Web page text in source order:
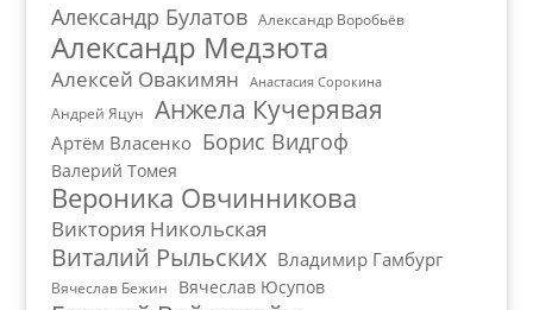
Александр Булатов Александр Воробьёв
Александр Медзюта
Алексей Овакимян Анастасия Сорокина
Андрей Яцун Анжела Кучерявая
Артём Власенко Борис Видгоф
Валерий Томея
Вероника Овчинникова
Виктория Никольская
Виталий Рыльских Владимир Гамбург
Вячеслав Бежин Вячеслав Юсупов